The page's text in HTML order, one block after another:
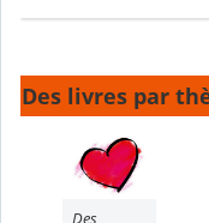
Des livres par
Des